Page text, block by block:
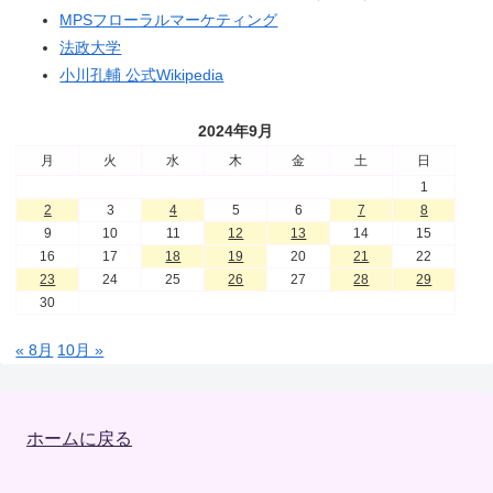
MPSフローラルマーケティング
法政大学
小川孔輔 公式Wikipedia
2024年9月
月 火 水 木 金 土
日
1
2
3 4 5 6 7
8
9
10 11 12 13 14
15
16
17 18 19 20 21
22
23
24 25 26 27 28
29
30
« 8月 10月 »
ホームに戻る